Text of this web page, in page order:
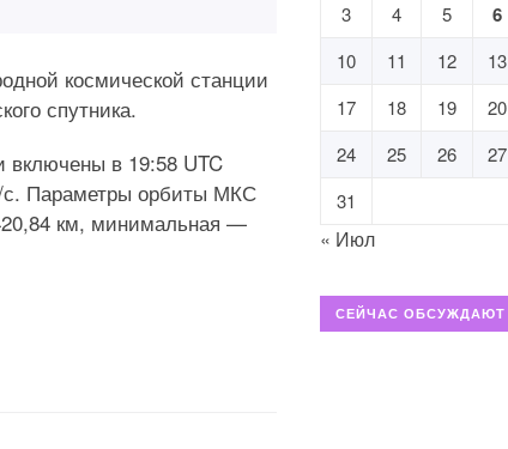
космической станции
спутника.
включены в 19:58 UTC
с. Параметры орбиты МКС
км, минимальная —
3
4 5 6
10
11 12 13
17
18 19 20
24
25 26 27
31
« Июл
СЕЙЧАС ОБСУЖДАЮТ